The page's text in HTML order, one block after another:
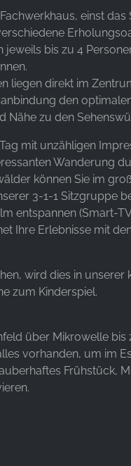
einst das
jeweils bis zu 4
liegen direkt im
den
Nähe zu den
mit unzähligen
Wanderung
können Sie im
3-1-1 Sitzgruppe
entspannen (Smart-
Ihre Erlebnisse mit
wird dies in unserer
zum Kinderspiel.
über Mikrowelle bis
vorhanden, um im
Frühstück,
Drittanbietern
Werbung
sie Besucher über
anonym.
zu verstehen, wie
nutzen.